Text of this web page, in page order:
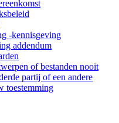
-kennisgeving
addendum
of bestanden nooit
partij of een andere
toestemming